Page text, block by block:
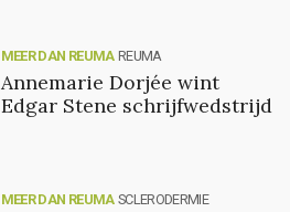
MEER DAN REUMA REUMA
Annemarie Dorjée wint
Edgar Stene schrijfwedstrijd
MEER DAN REUMA SCLERODERMIE